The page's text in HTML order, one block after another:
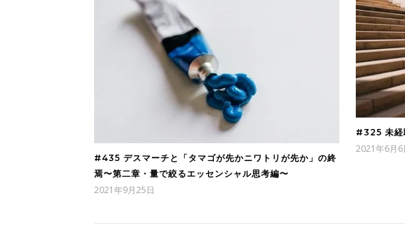
#435 デスマーチと「タマゴが先かニワトリが先か」の終
焉〜第二章・量で絞るエッセンシャル思考編〜
2021年9月25日
#325 未経
2021年6月6